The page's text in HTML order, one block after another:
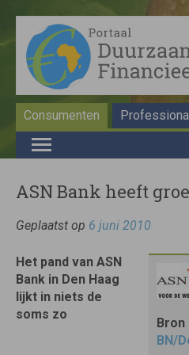
Consumenten
ASN Bank heeft
Geplaatst op 6 juni 2010
Bron
BN/
Het pand van ASN
Bank in Den Haag
lijkt in niets de
soms zo